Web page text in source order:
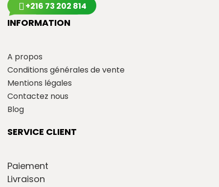
+216 73 202 814
INFORMATION
A propos
Conditions générales de vente
Mentions légales
Contactez nous
Blog
SERVICE CLIENT
Paiement
Livraison